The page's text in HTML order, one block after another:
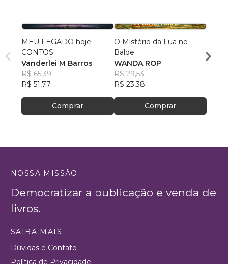
MEU LEGADO hoje
CONTOS
Vanderlei M Barros
R$ 65,39
R$ 51,77
Comprar
O Mistério da Lua no
Balde
WANDA ROP
R$ 29,53
R$ 23,38
Comprar
R$
NOSSA MISSÃO
Democratizar a publicação e venda de
livros.
SAIBA MAIS
Dúvidas e Contato
Política de Privacidade